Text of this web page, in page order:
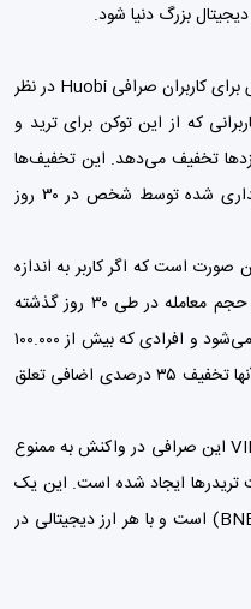
بزرگ دنیا شود.
ارز دیجیتال Huobi (HT) به عنوان پاداش برای کاربران صرافی Huobi در نظر
که از این توکن برای ترید و
تخفیف می‌دهد. این تخفیف‌ها
بر اساس مقدار توکن Huobi (HT) نگهداری شده توسط شخص در ۳۰ روز
صورت است که اگر کاربر به اندازه
حجم معامله در طی ۳۰ روز گذشته
داشته باشد، تخفیف اضافی در نظر گرفته می‌شود و افرادی که بیش از ۱۰۰.۰۰۰
توکن هوبی نگهداری کنند، به نرخ کارمزد آنها تخفیف ۳۵ درصدی اضافی تعلق
توکن هوبی به منظور پرداخت به اعضای VIP این صرافی در واکنش به ممنوع
تریدرها ایجاد شده است. این یک
توکن صرافی، دقیقا مانند بایننس کوین (BNB) است و با هر ارز دیجیتالی در